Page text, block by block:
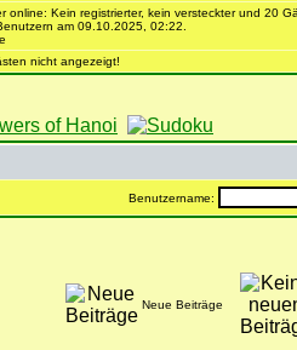
online: Kein registrierter, kein versteckter und 20
am 09.10.2025, 02:22.
nicht angezeigt!
Benutzername:
Neue Beiträge